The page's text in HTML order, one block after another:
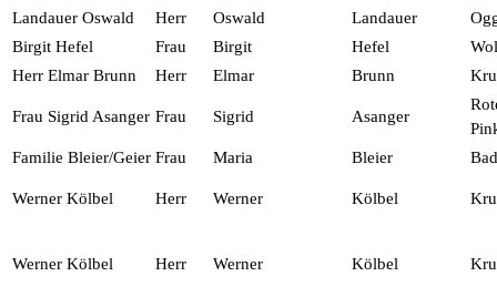
Landauer Oswald Herr Oswald Landauer
Birgit Hefel
Frau Birgit Hefel
Herr Elmar Brunn
Herr Elmar Brunn
Frau Sigrid Asanger Frau Sigrid Asanger
Familie Bleier/Geier Frau Maria Bleier
Werner Kölbel Herr Werner Kölbel
Werner Kölbel Herr Werner Kölbel